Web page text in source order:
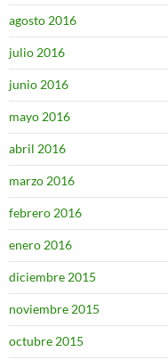
agosto 2016
julio 2016
junio 2016
mayo 2016
abril 2016
marzo 2016
febrero 2016
enero 2016
diciembre 2015
noviembre 2015
octubre 2015